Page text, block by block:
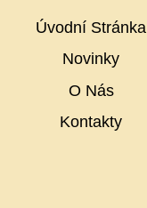
Úvodní Stránka
Novinky
O Nás
Kontakty